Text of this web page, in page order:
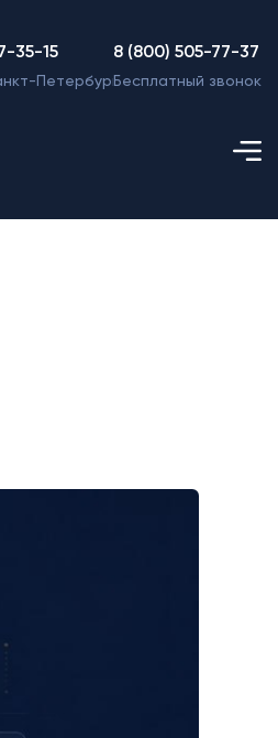
35-15
Петербурге
8 (800) 505-77-37
Бесплатный звонок